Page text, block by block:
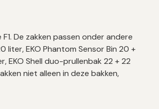
De zakken passen onder andere
liter, EKO Phantom Sensor Bin 20 +
EKO Shell duo-prullenbak 22 + 22
niet alleen in deze bakken,